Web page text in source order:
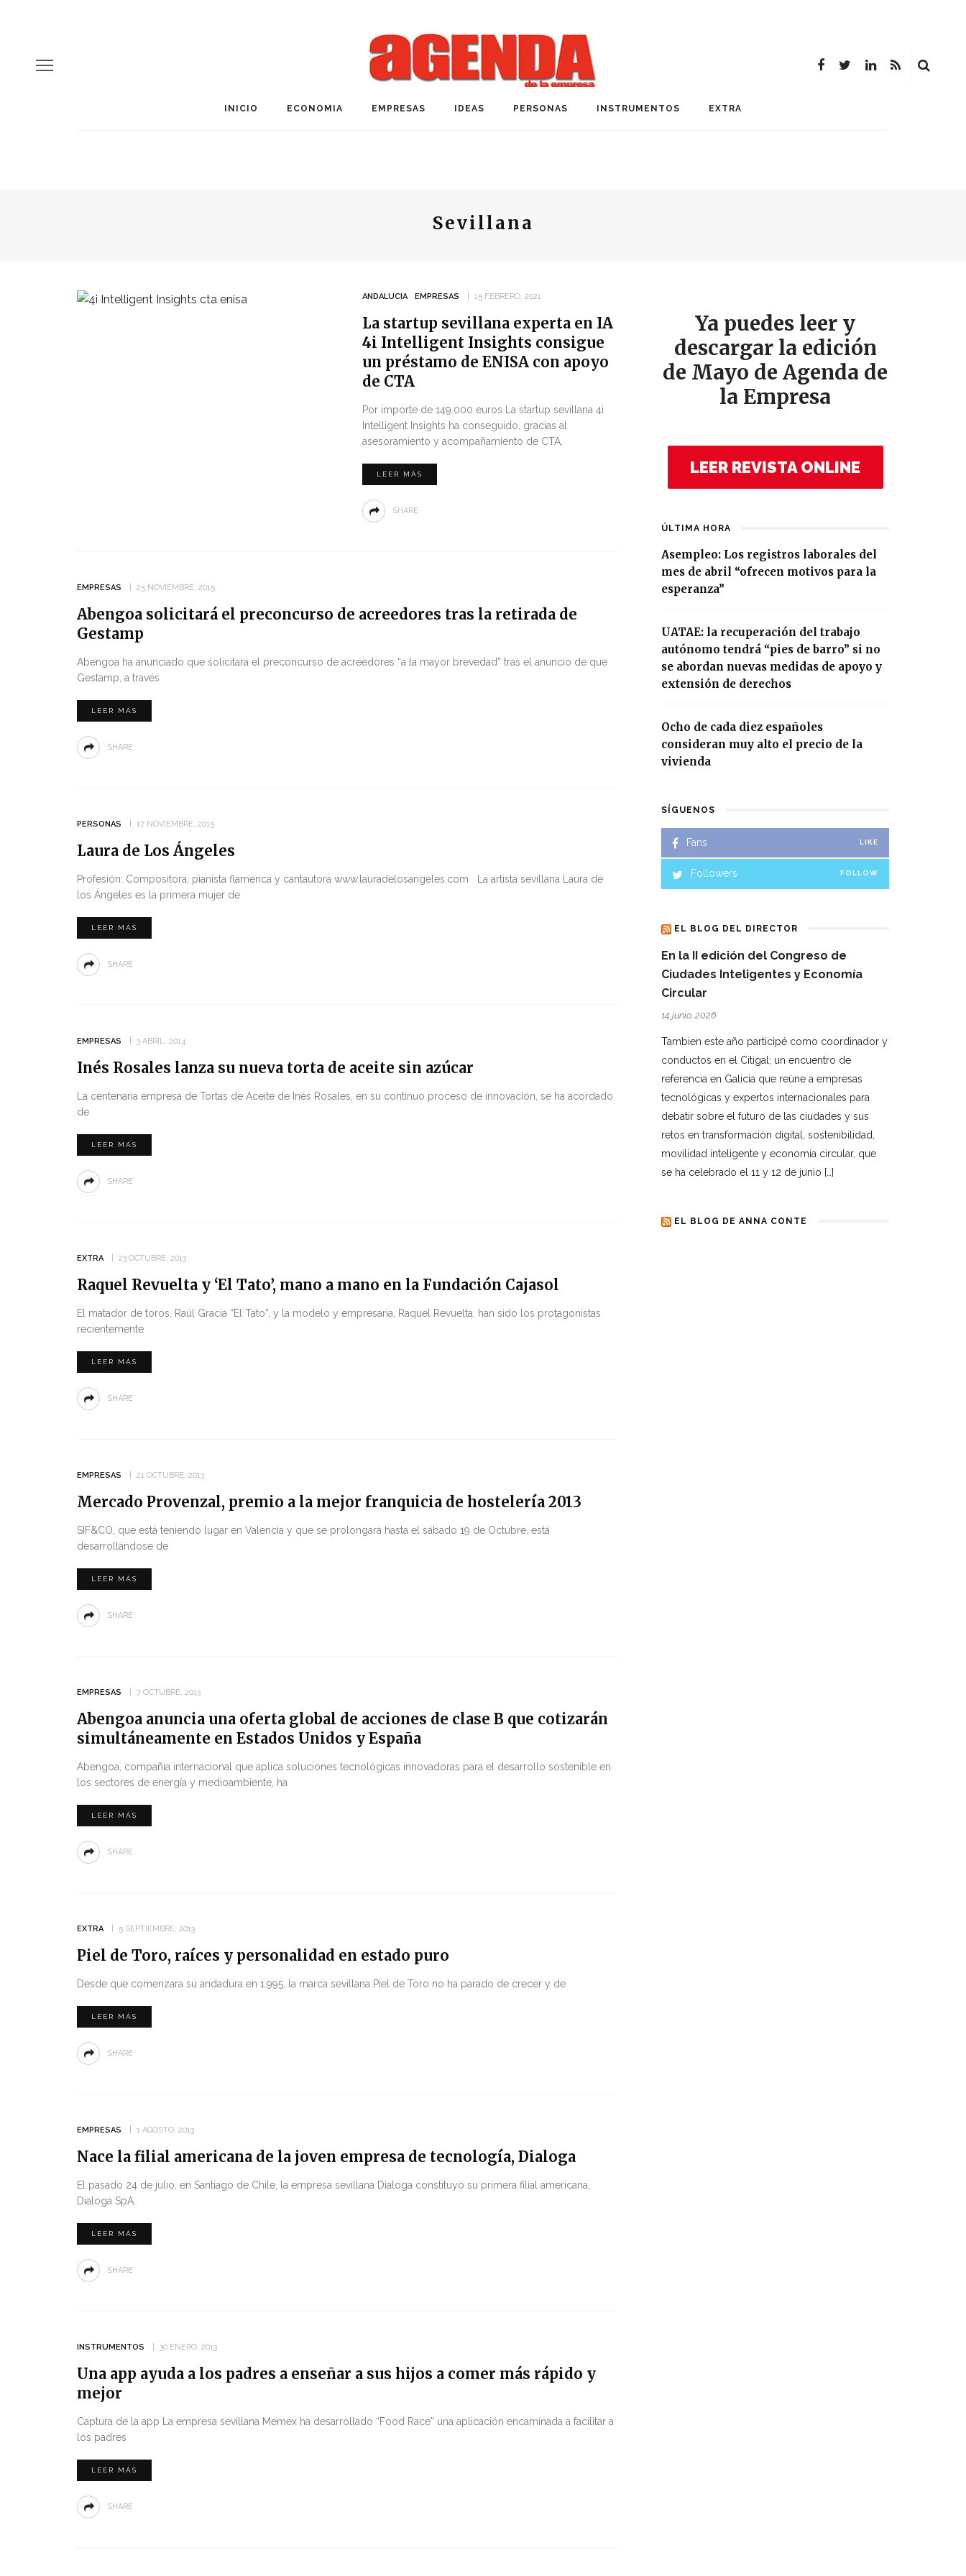
INICIO ECONOMIA EMPRESAS IDEAS PERSONAS INSTRUMENTOS EXTRA
Sevillana
ANDALUCIA EMPRESAS 15 FEBRERO, 2021
La startup sevillana experta en IA
4i Intelligent Insights consigue
un préstamo de ENISA con apoyo
de CTA
Por importe de 149.000 euros La startup sevillana 4i
Intelligent Insights ha conseguido, gracias al
asesoramiento y acompañamiento de CTA,
LEER MÁS
SHARE
EMPRESAS 25 NOVIEMBRE, 2015
Abengoa solicitará el preconcurso de acreedores tras la retirada de
Gestamp
Abengoa ha anunciado que solicitará el preconcurso de acreedores “a la mayor brevedad” tras el anuncio de que
Gestamp, a través
LEER MÁS
SHARE
PERSONAS 17 NOVIEMBRE, 2015
Laura de Los Ángeles
Profesión: Compositora, pianista flamenca y cantautora www.lauradelosangeles.com La artista sevillana Laura de
los Ángeles es la primera mujer de
LEER MÁS
SHARE
EMPRESAS 3 ABRIL, 2014
Inés Rosales lanza su nueva torta de aceite sin azúcar
La centenaria empresa de Tortas de Aceite de Inés Rosales, en su continuo proceso de innovación, se ha acordado
de
LEER MÁS
SHARE
EXTRA 23 OCTUBRE, 2013
Raquel Revuelta y ‘El Tato’, mano a mano en la Fundación Cajasol
El matador de toros, Raúl Gracia “El Tato”, y la modelo y empresaria, Raquel Revuelta, han sido los protagonistas
recientemente
LEER MÁS
SHARE
EMPRESAS 21 OCTUBRE, 2013
Mercado Provenzal, premio a la mejor franquicia de hostelería 2013
SIF&CO, que está teniendo lugar en Valencia y que se prolongará hasta el sábado 19 de Octubre, está
desarrollándose de
LEER MÁS
SHARE
EMPRESAS 7 OCTUBRE, 2013
Abengoa anuncia una oferta global de acciones de clase B que cotizarán
simultáneamente en Estados Unidos y España
Abengoa, compañía internacional que aplica soluciones tecnológicas innovadoras para el desarrollo sostenible en
los sectores de energía y medioambiente, ha
LEER MÁS
SHARE
EXTRA 5 SEPTIEMBRE, 2013
Piel de Toro, raíces y personalidad en estado puro
Desde que comenzara su andadura en 1.995, la marca sevillana Piel de Toro no ha parado de crecer y de
LEER MÁS
SHARE
EMPRESAS 1 AGOSTO, 2013
Nace la filial americana de la joven empresa de tecnología, Dialoga
El pasado 24 de julio, en Santiago de Chile, la empresa sevillana Dialoga constituyó su primera filial americana,
Dialoga SpA.
LEER MÁS
SHARE
INSTRUMENTOS 30 ENERO, 2013
Una app ayuda a los padres a enseñar a sus hijos a comer más rápido y
mejor
Captura de la app La empresa sevillana Memex ha desarrollado “Food Race” una aplicación encaminada a facilitar a
los padres
LEER MÁS
SHARE
Ya puedes leer y
descargar la edición
de Mayo de Agenda de
la Empresa
LEER REVISTA ONLINE
ÚLTIMA HORA
Asempleo: Los registros laborales del
mes de abril “ofrecen motivos para la
esperanza”
UATAE: la recuperación del trabajo
autónomo tendrá “pies de barro” si no
se abordan nuevas medidas de apoyo y
extensión de derechos
Ocho de cada diez españoles
consideran muy alto el precio de la
vivienda
SÍGUENOS
Fans LIKE
Followers FOLLOW
EL BLOG DEL DIRECTOR
En la II edición del Congreso de
Ciudades Inteligentes y Economía
Circular
14 junio, 2026
Tambien este año participé como coordinador y
conductos en el Citigal; un encuentro de
referencia en Galicia que reúne a empresas
tecnológicas y expertos internacionales para
debatir sobre el futuro de las ciudades y sus
retos en transformación digital, sostenibilidad,
movilidad inteligente y economía circular, que
se ha celebrado el 11 y 12 de junio […]
EL BLOG DE ANNA CONTE